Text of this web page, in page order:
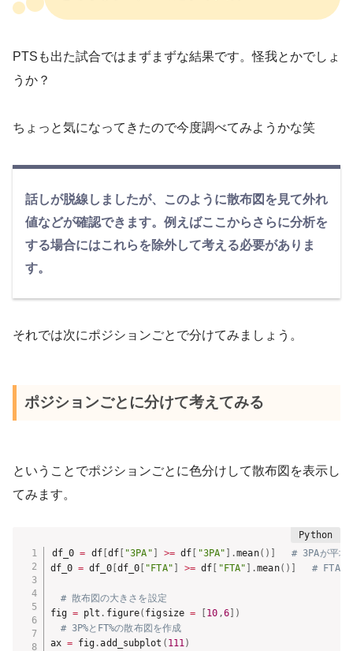
PTSも出た試合ではまずまずな結果です。怪我とかでしょ
うか？
ちょっと気になってきたので今度調べてみようかな笑
話しが脱線しましたが、このように散布図を見て外れ
値などが確認できます。例えばここからさらに分析を
する場合にはこれらを除外して考える必要がありま
す。
それでは次にポジションごとで分けてみましょう。
ポジションごとに分けて考えてみる
ということでポジションごとに色分けして散布図を表示し
てみます。
df_0 = df[ df "3PA" >= df "3PA" .mean( )
# 3PAが平均
df_0 = df_0[ df_0 "FTA" >= df "FTA" .mean( ) # FTAが
# 散布図の大きさを設定
fig = plt . figure( figsize = 10 ,6]
)
# 3P%とFT%の散布図を作成
ax = fig .add_subplot ( 111)